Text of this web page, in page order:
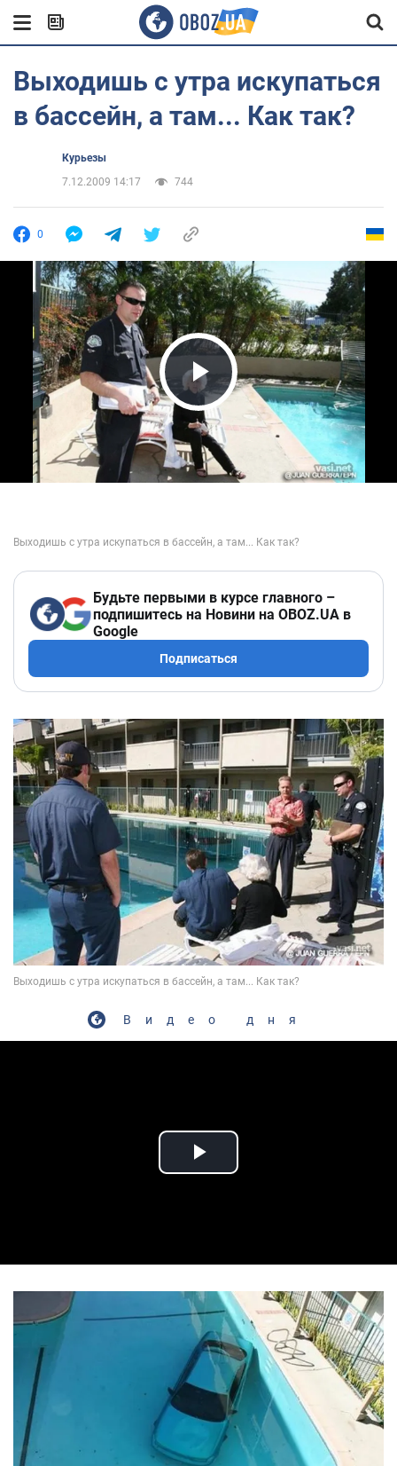
Выходишь с утра искупаться
в бассейн, а там... Как так?
Курьезы
7.12.2009 14:17
744
0
Play Video
Будьте первыми в курсе главного –
подпишитесь на Новини на OBOZ.UA в
Google
Подписаться
Видео дня
Play Video